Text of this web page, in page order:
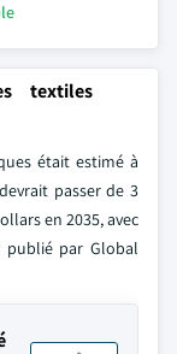
textiles
était estimé à
passer de 3
en 2035, avec
publié par Global